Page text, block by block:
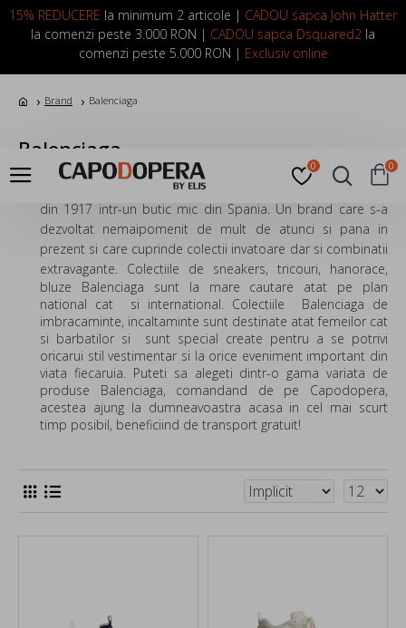
15% REDUCERE la minimum 2 articole | CADOU sapca John Hatter
la comenzi peste 3.000 RON | CADOU sapca Dsquared2 la
comenzi peste 5.000 RON | Exclusiv online
LOGIN INREGISTRARE
0 0
Brand Balenciaga
Balenciaga
este un brand de lux care a luat nastere inca
din 1917 intr-un butic mic din Spania. Un brand care s-a
dezvoltat nemaipomenit de mult de atunci si pana in
prezent si care cuprinde colectii invatoare dar si combinatii
extravagante.
Colectiile de sneakers, tricouri, hanorace,
bluze Balenciaga sunt la mare cautare atat pe plan
national cat si international. Colectiile Balenciaga de
imbracaminte, incaltaminte sunt destinate atat femeilor cat
si barbatilor si sunt special create pentru a se potrivi
oricarui stil vestimentar si la orice eveniment important din
viata fiecaruia. Puteti sa alegeti dintr-o gama variata de
produse Balenciaga, comandand de pe Capodopera,
acestea ajung la dumneavoastra acasa in cel mai scurt
timp posibil, beneficiind de transport gratuit!